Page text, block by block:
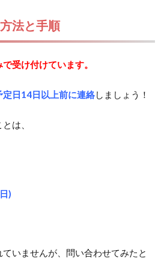
法と手順
受け付けています。
定日14日以上前に連絡しましょう！
は、
)
いませんが、問い合わせてみたと